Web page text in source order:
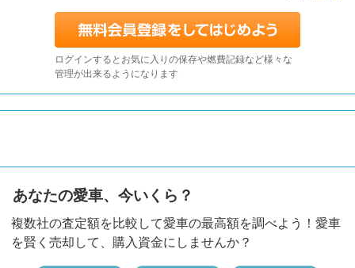
ログインするとお気に入りの保存や燃費記録など様々な
管理が出来るようになります
あなたの愛車、今いくら？
複数社の査定額を比較して愛車の最高額を調べよう！愛車
を賢く売却して、購入資金にしませんか？